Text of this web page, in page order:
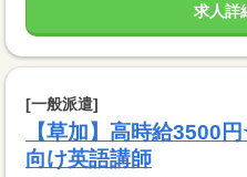
求人詳
[一般派遣]
【草加】高時給3500
向け英語講師